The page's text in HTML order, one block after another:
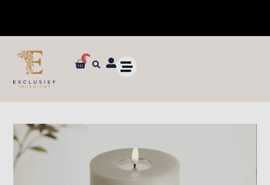
✓ Dé specialist in zijden bloemen en planten van ultieme kwaliteit
0